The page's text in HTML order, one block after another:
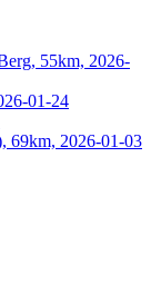
55km, 2026-
01-24
69km, 2026-01-03